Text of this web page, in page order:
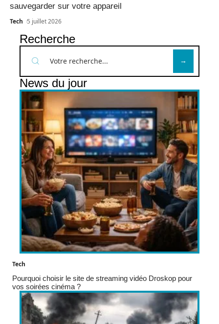
sauvegarder sur votre appareil
Tech 5 juillet 2026
Recherche
News du jour
Tech
Pourquoi choisir le site de streaming vidéo Droskop pour
vos soirées cinéma ?